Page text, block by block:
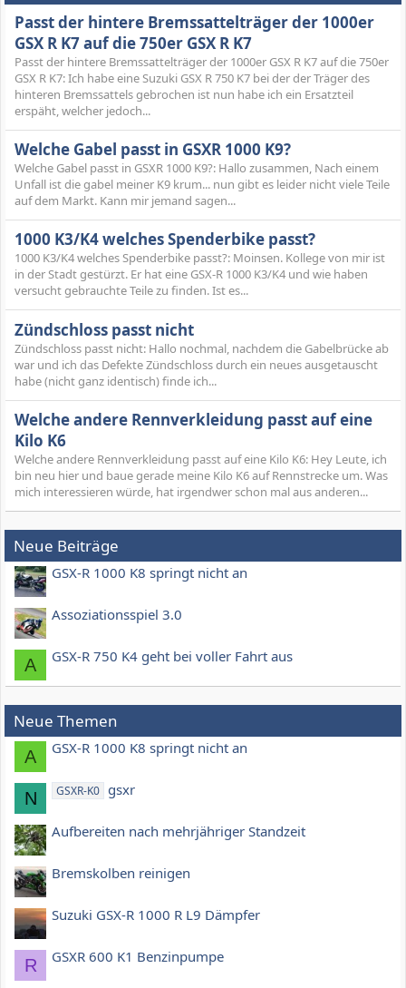
Passt der hintere Bremssattelträger der 1000er
GSX R K7 auf die 750er GSX R K7
Passt der hintere Bremssattelträger der 1000er GSX R K7 auf die 750er
GSX R K7: Ich habe eine Suzuki GSX R 750 K7 bei der der Träger des
hinteren Bremssattels gebrochen ist nun habe ich ein Ersatzteil
erspäht, welcher jedoch...
Welche Gabel passt in GSXR 1000 K9?
Welche Gabel passt in GSXR 1000 K9?: Hallo zusammen, Nach einem
Unfall ist die gabel meiner K9 krum... nun gibt es leider nicht viele Teile
auf dem Markt. Kann mir jemand sagen...
1000 K3/K4 welches Spenderbike passt?
1000 K3/K4 welches Spenderbike passt?: Moinsen. Kollege von mir ist
in der Stadt gestürzt. Er hat eine GSX-R 1000 K3/K4 und wie haben
versucht gebrauchte Teile zu finden. Ist es...
Zündschloss passt nicht
Zündschloss passt nicht: Hallo nochmal, nachdem die Gabelbrücke ab
war und ich das Defekte Zündschloss durch ein neues ausgetauscht
habe (nicht ganz identisch) finde ich...
Welche andere Rennverkleidung passt auf eine
Kilo K6
Welche andere Rennverkleidung passt auf eine Kilo K6: Hey Leute, ich
bin neu hier und baue gerade meine Kilo K6 auf Rennstrecke um. Was
mich interessieren würde, hat irgendwer schon mal aus anderen...
Neue Beiträge
GSX-R 1000 K8 springt nicht an
Assoziationsspiel 3.0
A GSX-R 750 K4 geht bei voller Fahrt aus
Neue Themen
A GSX-R 1000 K8 springt nicht an
N GSXR-K0 gsxr
Aufbereiten nach mehrjähriger Standzeit
Bremskolben reinigen
Suzuki GSX-R 1000 R L9 Dämpfer
R GSXR 600 K1 Benzinpumpe